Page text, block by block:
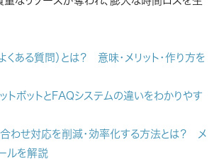
くある質問）とは？ 意味・メリット・作り方を
トボットとFAQシステムの違いをわかりやす
わせ対応を削減・効率化する方法とは？ メ
ルを解説